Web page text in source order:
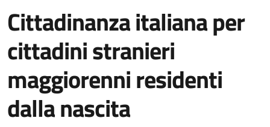
Cittadinanza italiana per
cittadini stranieri
maggiorenni residenti
dalla nascita